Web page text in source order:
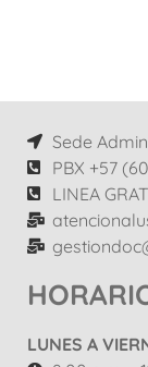
Sede
PBX +57
LINEA
LUNES A